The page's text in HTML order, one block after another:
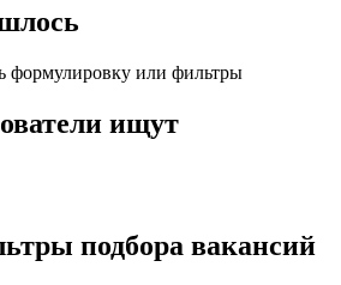
формулировку или фильтры
ищут
подбора вакансий